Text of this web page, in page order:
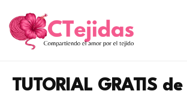
contenido
TUTORIAL GRATIS de